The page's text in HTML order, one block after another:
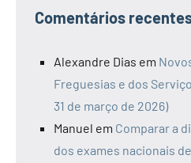
Comentários
Alexandre Dias em
Freguesias e dos
31 de março de 2026)
Manuel em Comparar a
dos exames nacionais